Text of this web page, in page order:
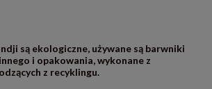
są ekologiczne, używane są barwniki
i opakowania, wykonane z
z recyklingu.